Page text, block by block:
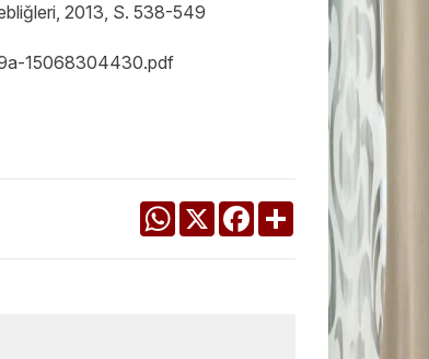
2013, S. 538-549
15068304430.pdf
WhatsApp
X FacebookShare